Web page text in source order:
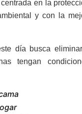
en la
y con la
día busca
tengan